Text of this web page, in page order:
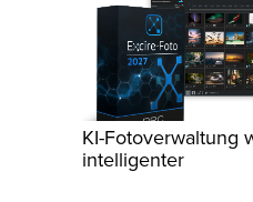
KI-Fotoverwaltung
intelligenter